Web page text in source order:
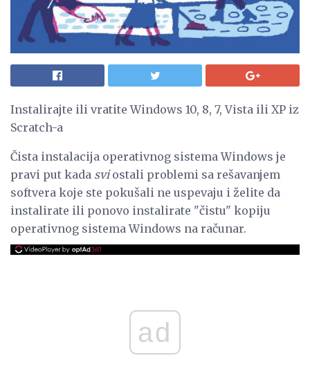
Instalirajte ili vratite Windows 10, 8, 7, Vista ili XP iz
Scratch-a
Čista instalacija operativnog sistema Windows je
pravi put kada sviostali problemi sa rešavanjem
softvera koje ste pokušali ne uspevaju i želite da
instalirate ili ponovo instalirate "čistu" kopiju
operativnog sistema Windows na računar.
ad